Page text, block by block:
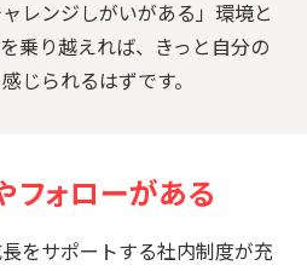
レンジしがいがある」環境と
乗り越えれば、きっと自分の
じられるはずです。
フォローがある
をサポートする社内制度が充